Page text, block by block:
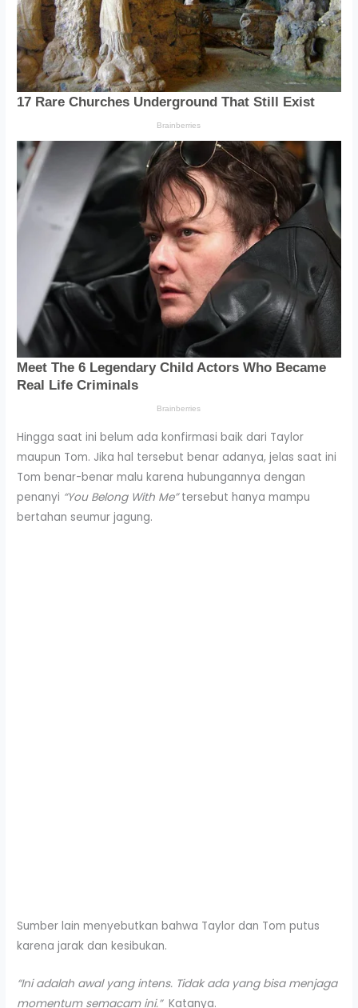
Hingga saat ini belum ada konfirmasi baik dari Taylor
maupun Tom. Jika hal tersebut benar adanya, jelas saat ini
Tom benar-benar malu karena hubungannya dengan
penanyi “You Belong With Me”tersebut hanya mampu
bertahan seumur jagung.
Sumber lain menyebutkan bahwa Taylor dan Tom putus
karena jarak dan kesibukan.
“Ini adalah awal yang intens. Tidak ada yang bisa menjaga
momentum semacam ini.”Katanya.